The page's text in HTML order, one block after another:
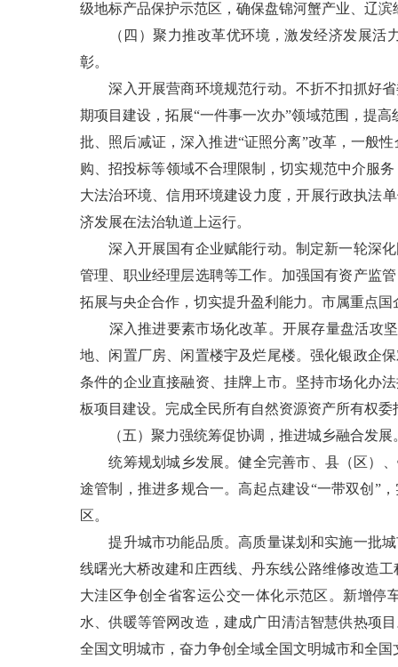
级地标产品保护示范区，确保盘锦河蟹产业、辽
（四）聚力推改革优环境，激发经济发展活力
彰。
深入开展营商环境规范行动。不折不扣抓好省
期项目建设，拓展“一件事一次办”领域范围，提
批、照后减证，深入推进“证照分离”改革，一般
购、招投标等领域不合理限制，切实规范中介服
大法治环境、信用环境建设力度，开展行政执法
济发展在法治轨道上运行。
深入开展国有企业赋能行动。制定新一轮深化
管理、职业经理层选聘等工作。加强国有资产监
拓展与央企合作，切实提升盈利能力。市属重点
深入推进要素市场化改革。开展存量盘活攻坚
地、闲置厂房、闲置楼宇及烂尾楼。强化银政企
条件的企业直接融资、挂牌上市。坚持市场化办
板项目建设。完成全民所有自然资源资产所有权
（五）聚力强统筹促协调，推进城乡融合发展
统筹规划城乡发展。健全完善市、县（区）、
途管制，推进多规合一。高起点建设“一带双创”
区。
提升城市功能品质。高质量谋划和实施一批城
线曙光大桥改建和庄西线、丹东线公路维修改造
大洼区争创全省客运公交一体化示范区。新增停
水、供暖等管网改造，建成广田清洁智慧供热项
全国文明城市，奋力争创全域全国文明城市和全国